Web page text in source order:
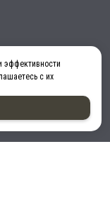
эффективности
с их